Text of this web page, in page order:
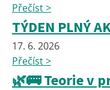
Přečíst >
TÝDEN PLNÝ
17. 6. 2026
Přečíst >
🌿🚌 Teorie v